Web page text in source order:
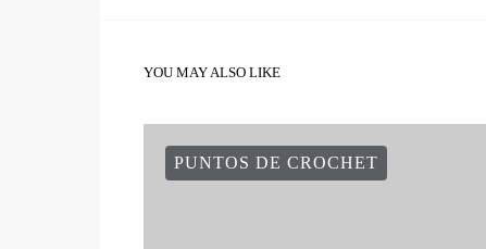
YOU MAY ALSO LIKE
PUNTOS DE CROCHET